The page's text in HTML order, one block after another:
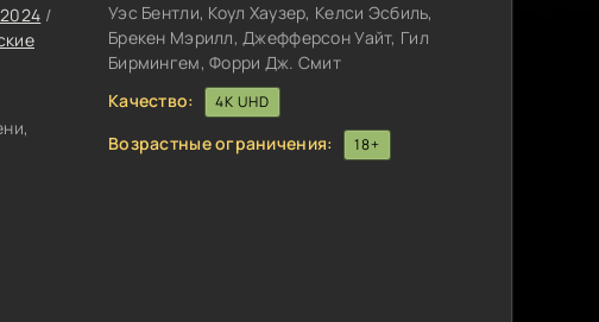
/
Уэс Бентли, Коул Хаузер, Келси Эсбиль,
Брекен Мэрилл, Джефферсон Уайт, Гил
Бирмингем, Форри Дж. Смит
Качество:
4K UHD
Возрастные ограничения: 18+